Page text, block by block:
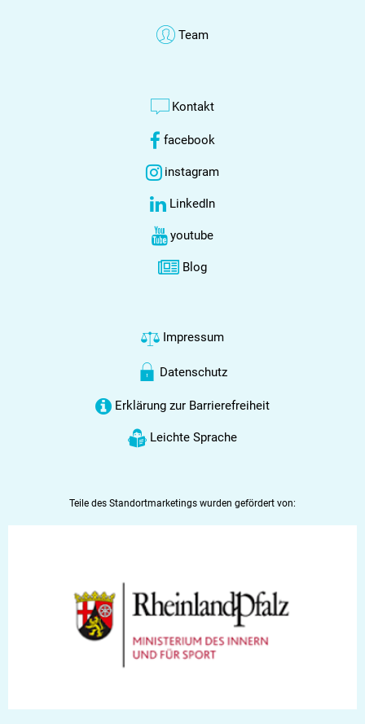
Team
Kontakt
facebook
instagram
LinkedIn
youtube
Blog
Impressum
Datenschutz
Erklärung zur Barrierefreiheit
Leichte Sprache
Teile des Standortmarketings wurden gefördert von: